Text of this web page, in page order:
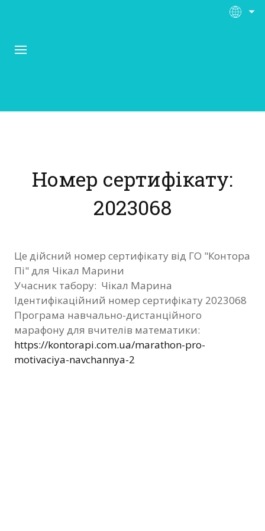
Матеріали
Нас підтримують
Фотозвіт
Видані сертифікати
Контакти
Номер сертифікату:
2023068
Це дійсний номер сертифікату від ГО "Контора
Пі" для Чікал Марини
Учасник табору: Чікал Марина
Ідентифікаційний номер сертифікату 2023068
Програма навчально-дистанційного
марафону для вчителів математики:
https://kontorapi.com.ua/marathon-pro-
motivaciya-navchannya-2